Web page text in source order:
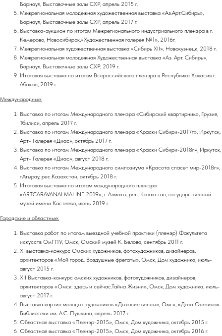
Барнаул, Выставочные залы СХР, апрель 2015 г.
Межрегиональная молодежная художественная выставка «Аз.Арт.Сибирь»,
Барнаул, Выставочные залы СХР, апрель 2017 г.
Выставка-аукцион по итогам Межрегионального индустриального пленэра в г.
Кемерово, Новосибирск,«Художественная галерея №1», 2016г.
Межрегиональная художественная выставка «Сибирь ХII», Новокузнецк, 2018 г.
Межрегиональная молодежная Художественная выставка «Аз. Арт. Сибирь»,
Барнаул, Выставочные залы СХР, 2019 г.
Итоговая выставка по итогам Всероссийского пленэра в Республике Хакасия г.
Абакан, 2019 г.
Международные:
Выставка по итогам Международного пленэра «Сибирский квартирник», Грузия,
Тбилиси, апрель 2017 г.
Выставка по итогам Международного пленэра «Краски Сибири-2017г», Иркутск,
Арт- Галерея «Диас», октябрь 2017 г.
Выставка по итогам Международного пленэра «Краски Сибири-2018г», Иркутск,
Арт- Галерея «Диас», август 2018 г.
Выставка по итогам Международного симпозиума «Красота спасет мир-2018г»,
г.Атырау, рес.Казахстан, октябрь 2018 г.
Итоговая выставка по итогам международного пленэра
«ARTCARAVANALMALINE 2019», г. Алматы, рес. Казахстан, государственный
музей имени Кастеева, июнь 2019 г.
Городские и областные:
Выставка работ по итогам выездной учебной практики (пленэр) Факультета
искусств ОмГПУ, Омск, Омский музей К. Белова, сентябрь 2011 г.
XI выставка-конкурс Омских художников, фотохудожников, дизайнеров,
архитекторов «Мой город. Воздушные фрегаты», Омск, Дом художника, июль-
август 2015 г.
XII Выставка-конкурс омских художников, фотохудожников, дизайнеров,
архитекторов «Омск: здесь и сейчас.Тайна Жизни», Омск, Дом художника, июль-
август 2017 г.
Выставка картин молодых художников «Дыхание весны», Омск, «Дача Онегина»
Библиотеки им. А.С. Пушкина, апрель 2017 г.
Областная выставка «Пленэр-2015», Омск, Дом художника, октябрь 2015 г.
Областная выставка «Пленэр-2015», Омск, Дом художника, октябрь 2016 г.